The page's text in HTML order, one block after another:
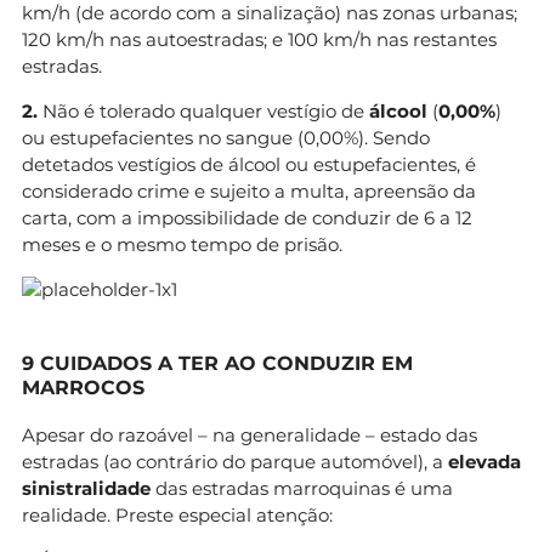
km/h (de acordo com a sinalização) nas zonas urbanas;
120 km/h nas autoestradas; e 100 km/h nas restantes
estradas.
2. Não é tolerado qualquer vestígio de álcool (0,00%)
ou estupefacientes no sangue (0,00%). Sendo
detetados vestígios de álcool ou estupefacientes, é
considerado crime e sujeito a multa, apreensão da
carta, com a impossibilidade de conduzir de 6 a 12
meses e o mesmo tempo de prisão.
9 CUIDADOS A TER AO CONDUZIR EM
MARROCOS
Apesar do razoável – na generalidade – estado das
estradas (ao contrário do parque automóvel), a elevada
sinistralidade das estradas marroquinas é uma
realidade. Preste especial atenção: